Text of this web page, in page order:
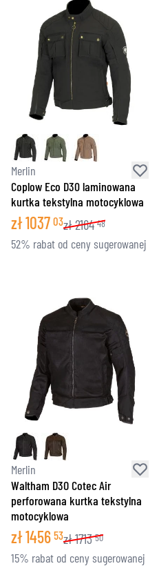
Merlin
Coplow Eco D30 laminowana
kurtka tekstylna motocyklowa
zł1037 03zł2164 48
52% rabat od ceny sugerowanej
Merlin
Waltham D3O Cotec Air
perforowana kurtka tekstylna
motocyklowa
zł1456 53zł1713 50
15% rabat od ceny sugerowanej